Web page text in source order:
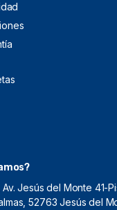
Jesús del Monte 41-
52763 Jesús del